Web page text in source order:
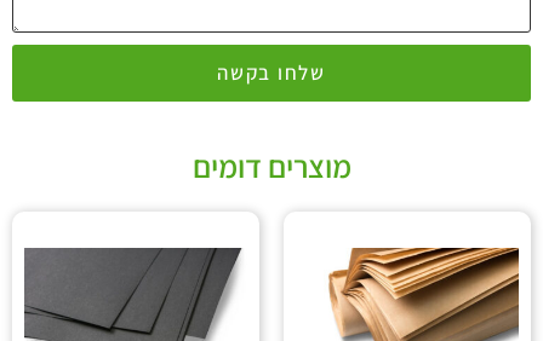
שלחו בקשה
מוצרים דומים